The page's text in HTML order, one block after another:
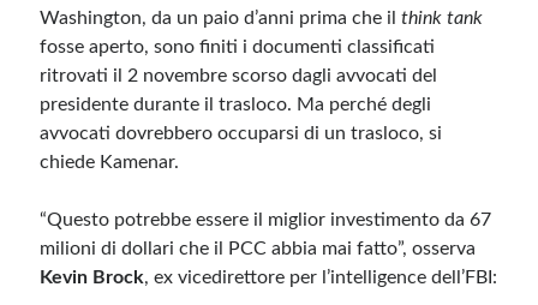
Washington, da un paio d’anni prima che ilthink tank
fosse aperto, sono finiti i documenti classificati
ritrovati il 2 novembre scorso dagli avvocati del
presidente durante il trasloco. Ma perché degli
avvocati dovrebbero occuparsi di un trasloco, si
chiede Kamenar.
“Questo potrebbe essere il miglior investimento da 67
milioni di dollari che il PCC abbia mai fatto”, osserva
Kevin Brock, ex vicedirettore per l’intelligence dell’FBI: